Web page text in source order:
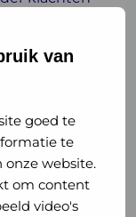
van
goed te
te
onze website.
om content
video's
levert een fors
Nederland.